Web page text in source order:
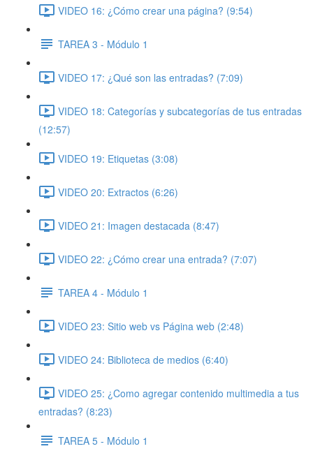
VIDEO 16: ¿Cómo crear una página? (9:54)
TAREA 3 - Módulo 1
VIDEO 17: ¿Qué son las entradas? (7:09)
VIDEO 18: Categorías y subcategorías de tus entradas
(12:57)
VIDEO 19: Etiquetas (3:08)
VIDEO 20: Extractos (6:26)
VIDEO 21: Imagen destacada (8:47)
VIDEO 22: ¿Cómo crear una entrada? (7:07)
TAREA 4 - Módulo 1
VIDEO 23: Sitio web vs Página web (2:48)
VIDEO 24: Biblioteca de medios (6:40)
VIDEO 25: ¿Como agregar contenido multimedia a tus
entradas? (8:23)
TAREA 5 - Módulo 1